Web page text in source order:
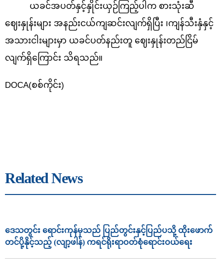
ယခင်အပတ်နှင့်နှိုင်းယှဉ်ကြည့်ပါက စားသုံးဆီ
ဈေးနှုန်းများ အနည်းငယ်ကျဆင်းလျက်ရှိပြီး ၊ကျန်သီးနှံနှင့်
အသားငါးများမှာ ယခင်ပတ်နည်းတူ ဈေးနှုန်းတည်ငြိမ်
လျက်ရှိကြောင်း သိရသည်။
DOCA(စစ်ကိုင်း)
Related News
ဒေသတွင်း ရောင်းကုန်မှသည် ပြည်တွင်းနှင့်ပြည်ပသို့ ထိုးဖောက်
တင်ပို့နိုင့်သည့် (လျာ့ဖါန်) ကရင်ရိုးရာဝတ်စုံရောင်းဝယ်ရေး